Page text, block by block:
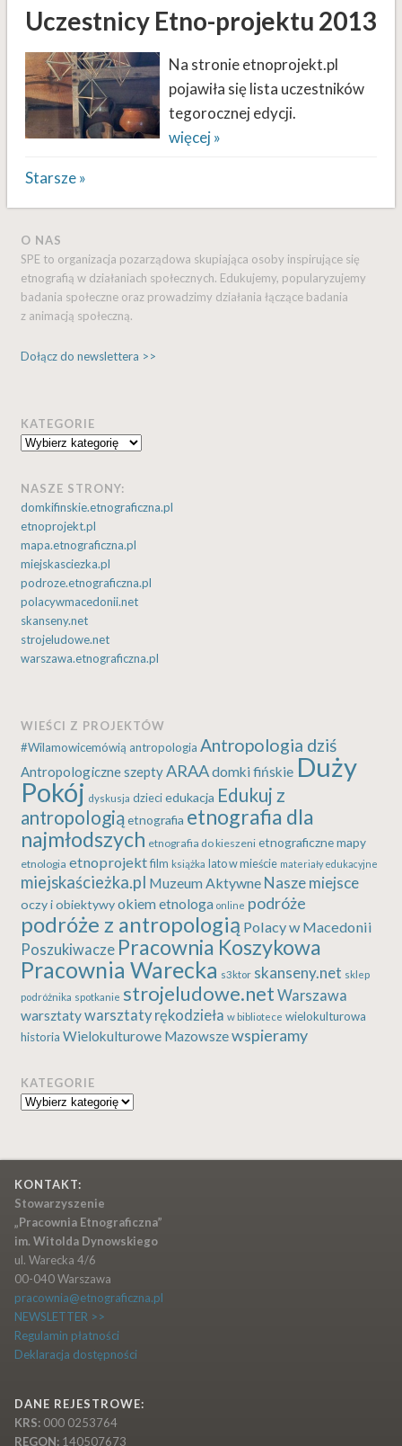
Uczestnicy Etno-projektu 2013
Na stronie etnoprojekt.pl
pojawiła się lista uczestników
tegorocznej edycji.
więcej »
Starsze »
O NAS
SPE to organizacja pozarządowa skupiająca osoby inspirujące się
etnografią w działaniach społecznych. Edukujemy, popularyzujemy
badania społeczne oraz prowadzimy działania łączące badania
z animacją społeczną.
Dołącz do newslettera >>
KATEGORIE
Kategorie
NASZE STRONY:
domkifinskie.etnograficzna.pl
etnoprojekt.pl
mapa.etnograficzna.pl
miejskasciezka.pl
podroze.etnograficzna.pl
polacywmacedonii.net
skanseny.net
strojeludowe.net
warszawa.etnograficzna.pl
WIEŚCI Z PROJEKTÓW
#Wilamowicemówią antropologia Antropologia dziś
Antropologiczne szeptyARAAdomki fińskie Duży
Pokój dyskusja dzieci edukacja Edukuj z
antropologiąetnografia etnografia dla
najmłodszych etnografia do kieszeni etnograficzne mapy
etnologia etnoprojekt film książka lato w mieście materiały edukacyjne
miejskaścieżka.pl Muzeum Aktywne Nasze miejsce
oczy i obiektywyokiem etnologa online podróże
podróże z antropologią Polacy w Macedonii
Poszukiwacze Pracownia Koszykowa
Pracownia Warecka s3ktor skanseny.net sklep
podróżnika spotkanie strojeludowe.net Warszawa
warsztatywarsztaty rękodzieła w bibliotece wielokulturowa
historia Wielokulturowe Mazowszewspieramy
KATEGORIE
Kategorie
KONTAKT:
Stowarzyszenie
„Pracownia Etnograficzna”
im. Witolda Dynowskiego
ul. Warecka 4/6
00-040 Warszawa
pracownia@etnograficzna.pl
NEWSLETTER >>
Regulamin płatności
Deklaracja dostępności
DANE REJESTROWE:
KRS:000 0253764
REGON:140507673